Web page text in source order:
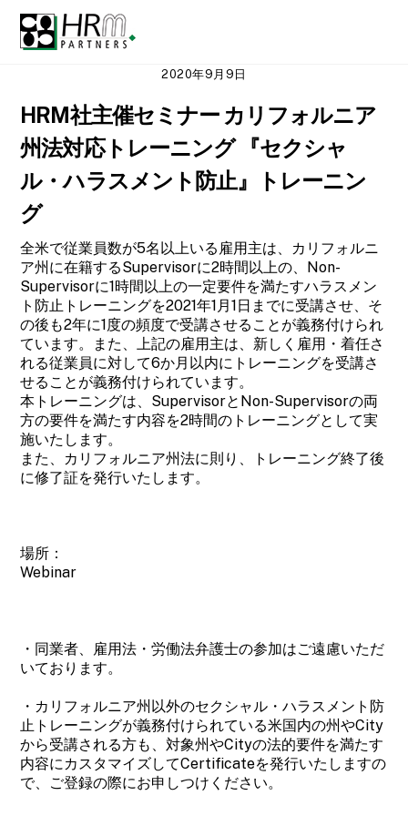
content
2020年9月9日
HRM社主催セミナー カリフォルニア
州法対応トレーニング 『セクシャ
ル・ハラスメント防止』トレーニン
グ
全米で従業員数が5名以上いる雇用主は、カリフォルニ
ア州に在籍するSupervisorに2時間以上の、Non-
Supervisorに1時間以上の一定要件を満たすハラスメン
ト防止トレーニングを2021年1月1日までに受講させ、そ
の後も2年に1度の頻度で受講させることが義務付けられ
ています。また、上記の雇用主は、新しく雇用・着任さ
れる従業員に対して6か月以内にトレーニングを受講さ
せることが義務付けられています。
本トレーニングは、SupervisorとNon-Supervisorの両
方の要件を満たす内容を2時間のトレーニングとして実
施いたします。
また、カリフォルニア州法に則り、トレーニング終了後
に修了証を発行いたします。
場所：
Webinar
・同業者、雇用法・労働法弁護士の参加はご遠慮いただ
いております。
・カリフォルニア州以外のセクシャル・ハラスメント防
止トレーニングが義務付けられている米国内の州やCity
から受講される方も、対象州やCityの法的要件を満たす
内容にカスタマイズしてCertificateを発行いたしますの
で、ご登録の際にお申しつけください。